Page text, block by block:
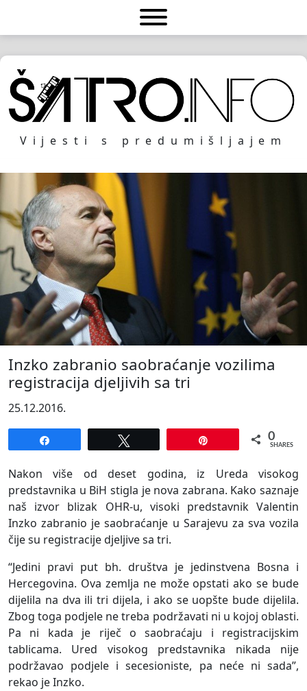
Vijesti s predumišljajem
Inzko zabranio saobraćanje vozilima
registracija djeljivih sa tri
25.12.2016.
0
SHARES
Nakon više od deset godina, iz Ureda visokog
predstavnika u BiH stigla je nova zabrana. Kako saznaje
naš izvor blizak OHR-u, visoki predstavnik Valentin
Inzko zabranio je saobraćanje u Sarajevu za sva vozila
čije su registracije djeljive sa tri.
“Jedini pravi put bh. društva je jedinstvena Bosna i
Hercegovina. Ova zemlja ne može opstati ako se bude
dijelila na dva ili tri dijela, i ako se uopšte bude dijelila.
Zbog toga podjele ne treba podržavati ni u kojoj oblasti.
Pa ni kada je riječ o saobraćaju i registracijskim
tablicama. Ured visokog predstavnika nikada nije
podržavao podjele i secesioniste, pa neće ni sada”,
rekao je Inzko.